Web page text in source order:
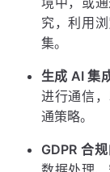
究，利用
集。
生成 AI 集成
进行通信
通策略。
GDPR 合